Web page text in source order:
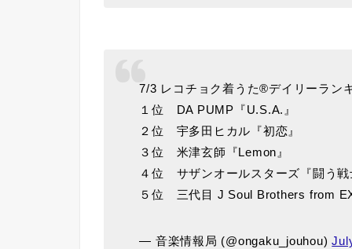
7/3 レコチョク着うた®デイリーラン
１位 DA PUMP『U.S.A.』
２位 宇多田ヒカル『初恋』
３位 米津玄師『Lemon』
４位 サザンオールスターズ『闘う
５位 三代目 J Soul Brothers from
— 音楽情報局 (@ongaku_jouhou)